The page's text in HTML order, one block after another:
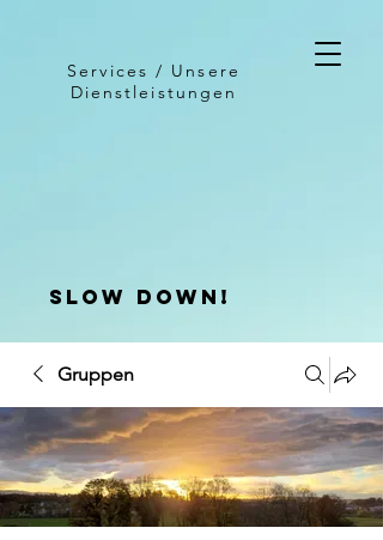
slow down!
Services / Unsere
Dienstleistungen
Gruppen